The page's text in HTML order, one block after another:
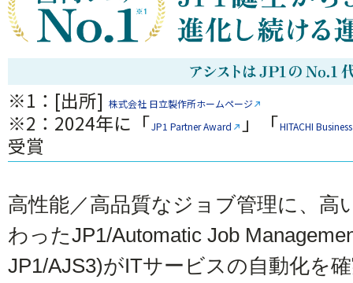
※1：[出所] 株式会社 日立製作所ホームページ
※2：2024年に「JP1 Partner Award 」「HITACHI
受賞
高性能／高品質なジョブ管理に、高
わったJP1/Automatic Job
JP1/AJS3)がITサービスの自動化を